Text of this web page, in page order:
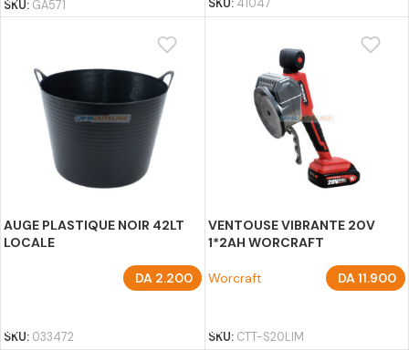
SKU: GA571 SKU: 41047
AUGE PLASTIQUE NOIR 42LT
LOCALE
DA2.200
SKU: 033472
VENTOUSE VIBRANTE 20V
1*2AH WORCRAFT
Worcraft DA11.900
SKU: CTT-S20LIM